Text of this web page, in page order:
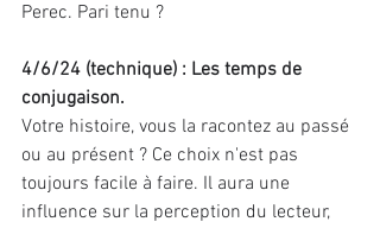
Perec. Pari tenu ?
4/6/24 (technique) : Les temps de
conjugaison.
Votre histoire, vous la racontez au passé
ou au présent ? Ce choix n'est pas
toujours facile à faire. Il aura une
influence sur la perception du lecteur,